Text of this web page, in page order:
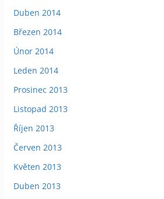
Duben 2014
Březen 2014
Únor 2014
Leden 2014
Prosinec 2013
Listopad 2013
Říjen 2013
Červen 2013
Květen 2013
Duben 2013